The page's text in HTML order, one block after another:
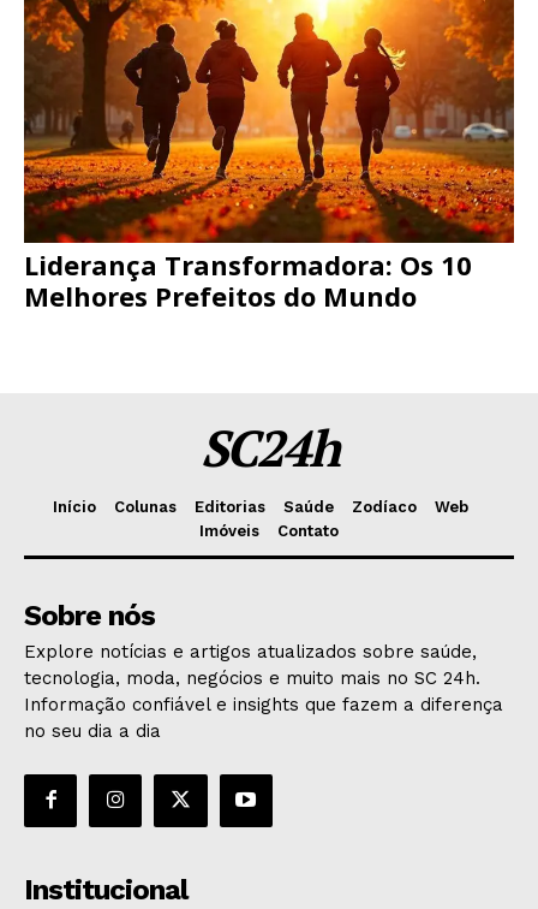
Liderança Transformadora: Os 10
Melhores Prefeitos do Mundo
SC24h
Início Colunas Editorias Saúde Zodíaco
Web
Imóveis
Contato
Sobre nós
Explore notícias e artigos atualizados sobre saúde,
tecnologia, moda, negócios e muito mais no SC 24h.
Informação confiável e insights que fazem a diferença
no seu dia a dia
Institucional